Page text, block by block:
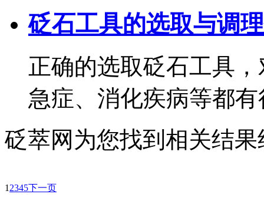
砭石工具的选取与调
正确的选取砭石工具
急症、消化疾病等都
砭萃网为您找到相关结果
1 2345下一页